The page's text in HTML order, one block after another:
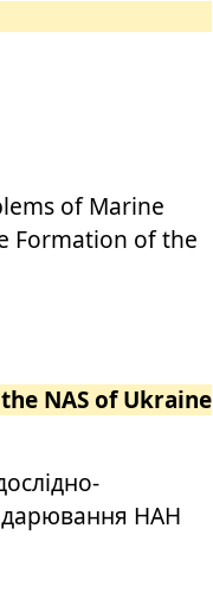
of Marine
Formation of the
NAS of Ukraine
НАН